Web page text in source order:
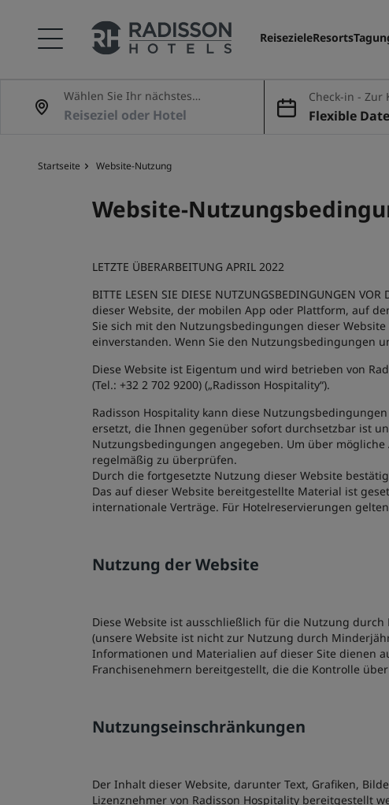
ReisezieleResorts
Wählen Sie Ihr nächstes
Abenteuer
Check-in - Zur
Flexible
Startseite Website-Nutzung
Website-
LETZTE ÜBERARBEITUNG APRIL 2022
BITTE LESEN SIE DIESE NUTZUNGSBEDINGUNGEN
dieser Website, der mobilen App oder Plattform, auf
Sie sich mit den Nutzungsbedingungen dieser Website
einverstanden. Wenn Sie den Nutzungsbedingungen
Diese Website ist Eigentum und wird betrieben von
(Tel.: +32 2 702 9200) („Radisson Hospitality“).
Radisson Hospitality kann diese
ersetzt, die Ihnen gegenüber sofort durchsetzbar ist
Nutzungsbedingungen angegeben. Um über
regelmäßig zu überprüfen.
Durch die fortgesetzte Nutzung dieser Website
Das auf dieser Website bereitgestellte Material ist
internationale Verträge. Für Hotelreservierungen
Nutzung der Website
Diese Website ist ausschließlich für die Nutzung
(unsere Website ist nicht zur Nutzung durch
Informationen und Materialien auf dieser Site dienen
Franchisenehmern bereitgestellt, die die Kontrolle
Nutzungseinschränkungen
Der Inhalt dieser Website, darunter Text, Grafiken,
Lizenznehmer von Radisson Hospitality bereitgestellt